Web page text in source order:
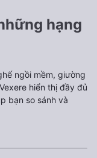
hạng
ngồi mềm, giường
hiển thị đầy đủ
bạn so sánh và